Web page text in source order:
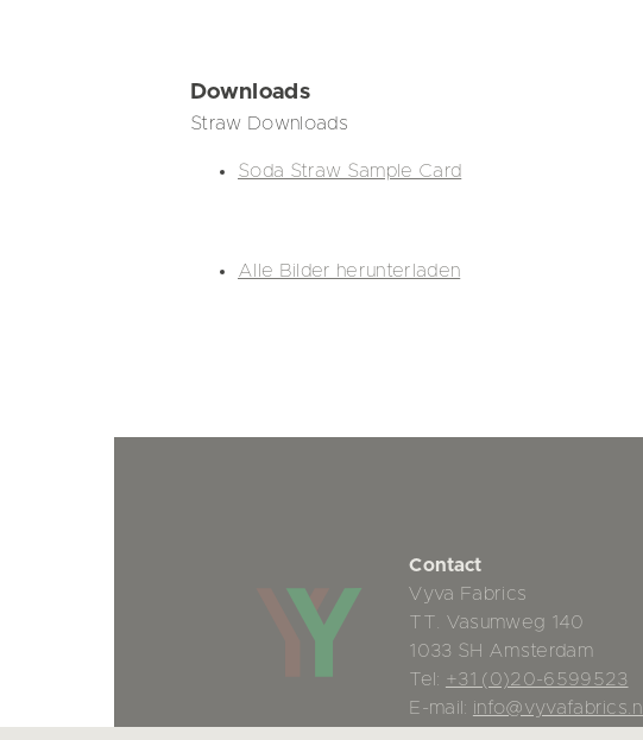
Downloads
Straw Downloads
Soda Straw Sample Card
Alle Bilder herunterladen
Contact
Vyva Fabrics
TT. Vasumweg 140
1033 SH Amsterdam
Tel: +31 (0)20-6599523
E-mail: info@vyvafabrics.nl